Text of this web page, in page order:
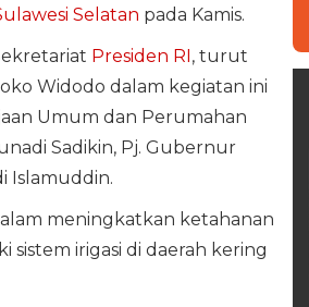
Selatan pada Kamis.
Presiden RI, turut
Widodo dalam kegiatan ini
Umum dan Perumahan
Sadikin, Pj. Gubernur
Islamuddin.
meningkatkan ketahanan
sistem irigasi di daerah kering